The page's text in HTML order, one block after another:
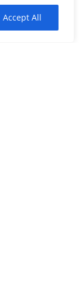
Accept All
reserved.